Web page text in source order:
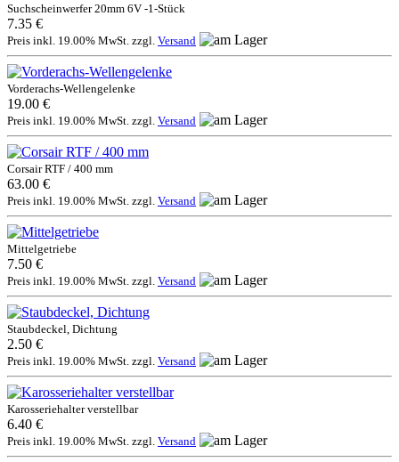
Suchscheinwerfer 20mm 6V -1-Stück
7.35 €
Preis inkl. 19.00% MwSt. zzgl. Versand
Vorderachs-Wellengelenke
19.00 €
Preis inkl. 19.00% MwSt. zzgl. Versand
Corsair RTF / 400 mm
63.00 €
Preis inkl. 19.00% MwSt. zzgl. Versand
Mittelgetriebe
7.50 €
Preis inkl. 19.00% MwSt. zzgl. Versand
Staubdeckel, Dichtung
2.50 €
Preis inkl. 19.00% MwSt. zzgl. Versand
Karosseriehalter verstellbar
6.40 €
Preis inkl. 19.00% MwSt. zzgl. Versand